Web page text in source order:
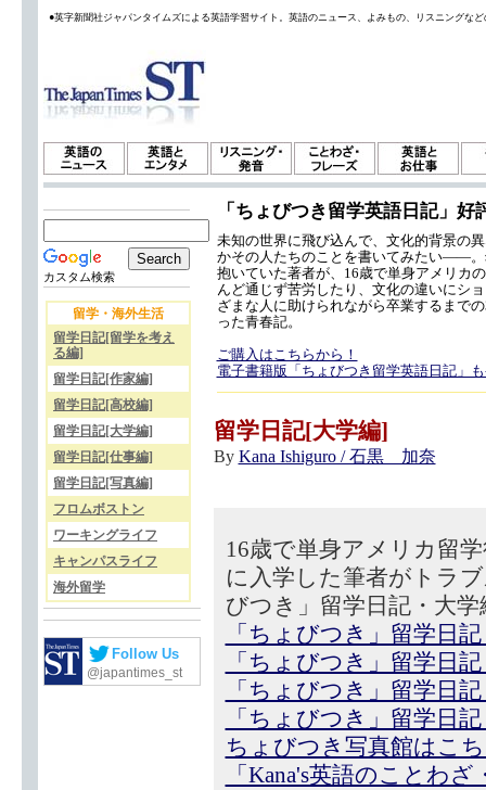
●英字新聞社ジャパンタイムズによる英語学習サイト。英語のニュース、よみもの、リスニングな
カスタム検索
留学・海外生活
留学日記[留学を考え
る編]
留学日記[作家編]
留学日記[高校編]
留学日記[大学編]
留学日記[仕事編]
留学日記[写真編]
フロムボストン
ワーキングライフ
キャンパスライフ
海外留学
Follow Us
@japantimes_st
「ちょびつき留学英語日記」好
未知の世界に飛び込んで、文化的背景の
かその人たちのことを書いてみたい——
抱いていた著者が、16歳で単身アメリカ
んど通じず苦労したり、文化の違いにシ
ざまな人に助けられながら卒業するまで
った青春記。
ご購入はこちらから！
電子書籍版「ちょびつき留学英語日記」
留学日記[大学編]
By Kana Ishiguro / 石黒 加奈
16歳で単身アメリカ留
に入学した筆者がトラ
びつき」留学日記・大学
「ちょびつき」留学日
「ちょびつき」留学日
「ちょびつき」留学日
「ちょびつき」留学日
ちょびつき写真館はこ
「Kana's英語のことわ